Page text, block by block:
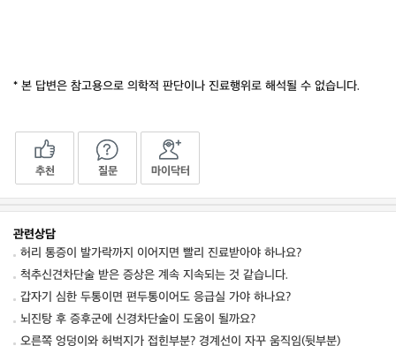
* 본 답변은 참고용으로 의학적 판단이나 진료행위로 해석될 수 없습니다.
추천 질문 마이닥터
관련상담
허리 통증이 발가락까지 이어지면 빨리 진료받아야 하나요?
척추신견차단술 받은 증상은 계속 지속되는 것 같습니다.
갑자기 심한 두통이면 편두통이어도 응급실 가야 하나요?
뇌진탕 후 증후군에 신경차단술이 도움이 될까요?
오른쪽 엉덩이와 허벅지가 접힌부분? 경계선이 자꾸 움직임(뒷부분)